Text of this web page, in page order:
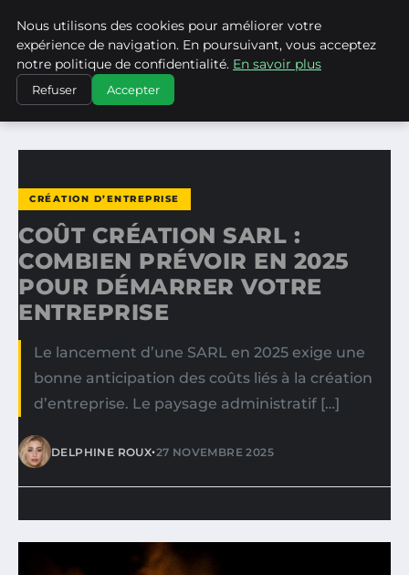
MEDIA EDGE
ACCUEIL
CRÉATION D’ENTREPRISE
COÛT CRÉATION SARL : COMBIEN PRÉVOIR EN 2025 POUR…
CRÉATION D’ENTREPRISE
COÛT CRÉATION SARL :
COMBIEN PRÉVOIR EN 2025
POUR DÉMARRER VOTRE
ENTREPRISE
Le lancement d’une SARL en 2025 exige une
bonne anticipation des coûts liés à la création
d’entreprise. Le paysage administratif […]
DELPHINE ROUX•27 NOVEMBRE 2025
Nous utilisons des cookies pour améliorer votre
expérience de navigation. En poursuivant, vous acceptez
notre politique de confidentialité. En savoir plus
Refuser Accepter